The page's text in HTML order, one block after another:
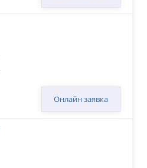
Онлайн заявка